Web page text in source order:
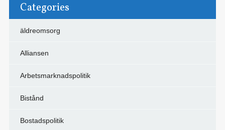
Categories
äldreomsorg
Alliansen
Arbetsmarknadspolitik
Bistånd
Bostadspolitik